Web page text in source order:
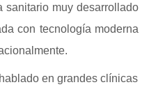
sanitario muy desarrollado
con tecnología moderna
en grandes clínicas